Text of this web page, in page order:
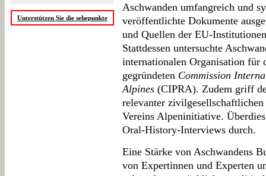
Unterstützen Sie die sehepunkte
Aschwanden umfangreich und
veröffentlichte Dokumente
und Quellen der EU-
Stattdessen untersuchte
internationalen Organisation für
gegründeten Commission
Alpines (CIPRA). Zudem griff
relevanter
Vereins Alpeninitiative.
Oral-History-Interviews durch.
Eine Stärke von Aschwandens
von Expertinnen und Experten